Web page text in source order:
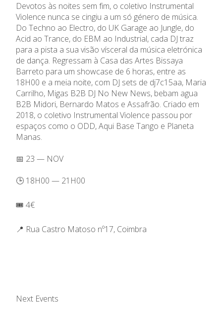
Devotos às noites sem fim, o coletivo Instrumental
Violence nunca se cingiu a um só género de música.
Do Techno ao Electro, do UK Garage ao Jungle, do
Acid ao Trance, do EBM ao Industrial, cada DJ traz
para a pista a sua visão vísceral da música eletrónica
de dança. Regressam à Casa das Artes Bissaya
Barreto para um showcase de 6 horas, entre as
18H00 e a meia noite, com DJ sets de dj7c15aa, Maria
Carrilho, Migas B2B DJ No New News, bebam agua
B2B Midori, Bernardo Matos e Assafrão. Criado em
2018, o coletivo Instrumental Violence passou por
espaços como o ODD, Aqui Base Tango e Planeta
Manas.
📅 23 — NOV
🕒 18H00 — 21H00
🎟️ 4€
📍 Rua Castro Matoso nº17, Coimbra
Next Events